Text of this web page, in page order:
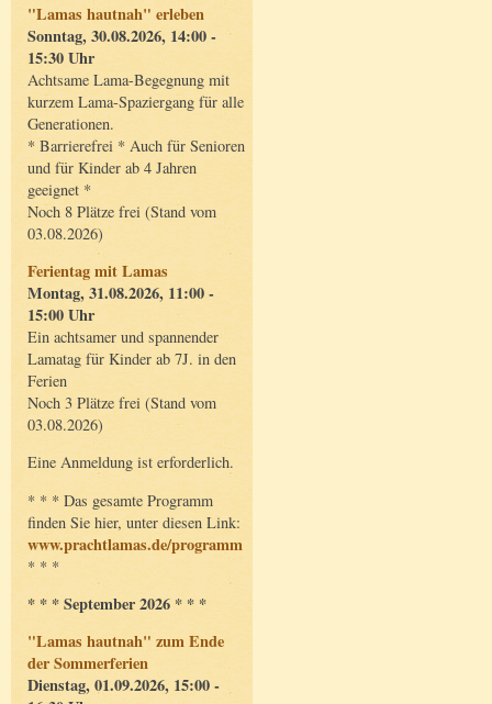
"Lamas hautnah" erleben
Sonntag, 30.08.2026, 14:00 -
15:30 Uhr
Achtsame Lama-Begegnung mit
kurzem Lama-Spaziergang für alle
Generationen.
* Barrierefrei * Auch für Senioren
und für Kinder ab 4 Jahren
geeignet *
Noch 8 Plätze frei (Stand vom
03.08.2026)
Ferientag mit Lamas
Montag, 31.08.2026, 11:00 -
15:00 Uhr
Ein achtsamer und spannender
Lamatag für Kinder ab 7J. in den
Ferien
Noch 3 Plätze frei (Stand vom
03.08.2026)
Eine Anmeldung ist erforderlich.
* * * Das gesamte Programm
finden Sie hier, unter diesen Link:
www.prachtlamas.de/programm
* * *
* * * September 2026 * * *
"Lamas hautnah" zum Ende
der Sommerferien
Dienstag, 01.09.2026, 15:00 -